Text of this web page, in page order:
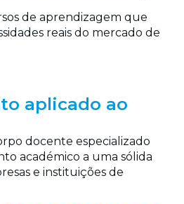
de aprendizagem que
reais do mercado de
aplicado ao
docente especializado
académico a uma sólida
e instituições de